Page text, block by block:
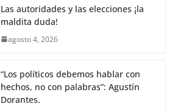
Las autoridades y las elecciones ¡la
maldita duda!
agosto 4, 2026
“Los políticos debemos hablar con
hechos, no con palabras”: Agustín
Dorantes.